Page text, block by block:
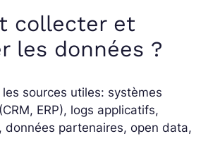
collecter et
les données ?
sources utiles: systèmes
ERP), logs applicatifs,
données partenaires, open data,